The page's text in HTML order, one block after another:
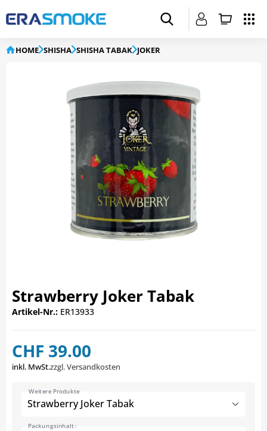
HOME SHISHA SHISHA TABAK JOKER
Strawberry Joker Tabak
Artikel-Nr.: ER13933
CHF 39.00
inkl. MwSt.zzgl. Versandkosten
Strawberry Joker Tabak
Weitere Produkte
Packungsinhalt :